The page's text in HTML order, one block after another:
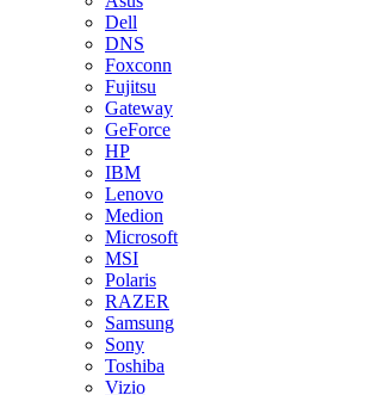
Dell
DNS
Foxconn
Fujitsu
Gateway
GeForce
HP
IBM
Lenovo
Medion
Microsoft
MSI
Polaris
RAZER
Samsung
Sony
Toshiba
Vizio